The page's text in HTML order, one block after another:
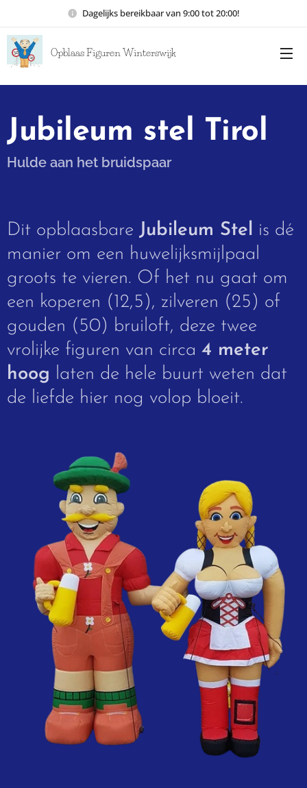
Dagelijks bereikbaar van 9:00 tot 20:00!
Opblaas Figuren Winterswijk
Jubileum stel Tirol
Hulde aan het bruidspaar
Dit opblaasbare Jubileum Stel is dé
manier om een huwelijksmijlpaal
groots te vieren. Of het nu gaat om
een koperen (12,5), zilveren (25) of
gouden (50) bruiloft, deze twee
vrolijke figuren van circa 4 meter
hoog laten de hele buurt weten dat
de liefde hier nog volop bloeit.